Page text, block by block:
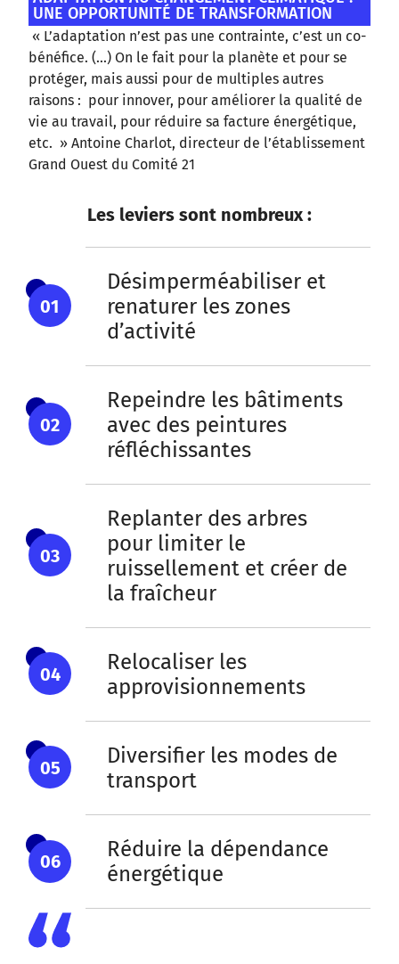
UNE OPPORTUNITÉ DE TRANSFORMATION
« L’adaptation n’est pas une contrainte, c’est un co-
bénéfice. (...) On le fait pour la planète et pour se
protéger, mais aussi pour de multiples autres
raisons : pour innover, pour améliorer la qualité de
vie au travail, pour réduire sa facture énergétique,
etc. » Antoine Charlot, directeur de l’établissement
Grand Ouest du Comité 21
Les leviers sont nombreux :
01
Désimperméabiliser et
renaturer les zones
d’activité
02
Repeindre les bâtiments
avec des peintures
réfléchissantes
03
Replanter des arbres
pour limiter le
ruissellement et créer de
la fraîcheur
04
Relocaliser les
approvisionnements
05
Diversifier les modes de
transport
06
Réduire la dépendance
énergétique